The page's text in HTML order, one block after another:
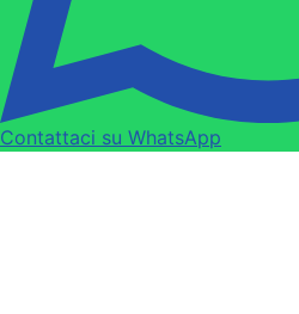
Contattaci su WhatsApp